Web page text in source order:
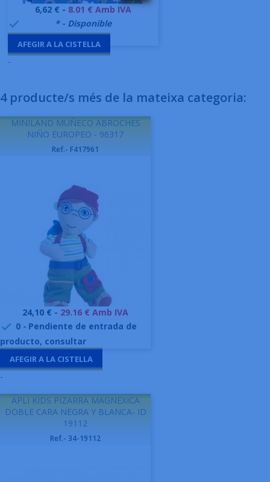
Preu
6,62 € - 8.01 € Amb IVA
 * - Disponible
AFEGIR A LA CISTELLA
-
4 producte/s més de la mateixa categoria:
MINILAND MUÑECO ABROCHES
NIÑO EUROPEO - 96317
Ref.- F417961
Preu
24,10 € - 29.16 € Amb IVA
 0 - Pendiente de entrada de
producto, consultar
AFEGIR A LA CISTELLA
-
APLI KIDS PIZARRA MAGNEXICA
DOBLE CARA NEGRA Y BLANCA- ID
19112
Ref.- 34-19112